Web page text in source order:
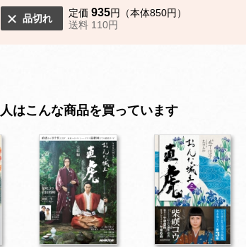
品切れ 定価 935円（本体850円）
送料 110円
はこんな商品を買っています